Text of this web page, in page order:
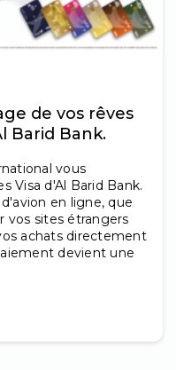
de vos rêves
Barid Bank.
vous
Visa d'Al Barid Bank.
en ligne, que
vos sites étrangers
achats directement
devient une